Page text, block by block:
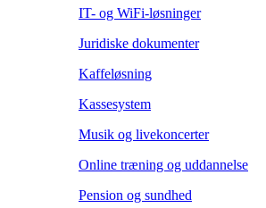
IT- og WiFi-løsninger
Juridiske dokumenter
Kaffeløsning
Kassesystem
Musik og livekoncerter
Online træning og uddannelse
Pension og sundhed